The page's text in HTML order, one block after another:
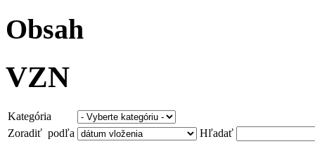
Obsah
VZN
Kategória
Zoradiť podľa
Hľadať